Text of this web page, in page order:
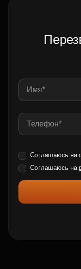
Соглашаюсь на
Соглашаюсь на